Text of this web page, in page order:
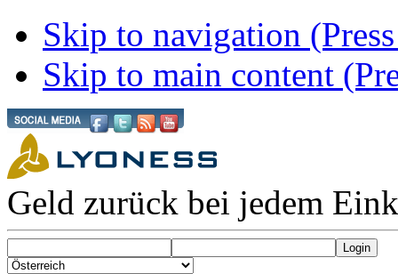
Skip to navigation
Skip to main content
Geld zurück bei jedem